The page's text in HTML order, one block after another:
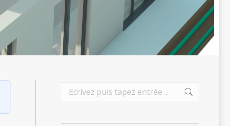
à la loupe
Search: